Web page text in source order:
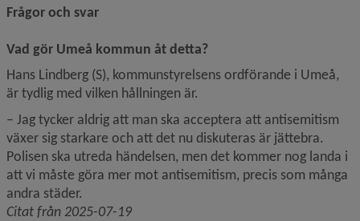
Frågor och svar
Vad gör Umeå kommun åt detta?
Hans Lindberg (S), kommun­styrelsens ordförande i Umeå,
är tydlig med vilken hållningen är.
– Jag tycker aldrig att man ska acceptera att antisemitism
växer sig starkare och att det nu diskuteras är jättebra.
Polisen ska utreda händelsen, men det kommer nog landa i
att vi måste göra mer mot antisemitism, precis som många
andra städer.
Citat från 2025-07-19